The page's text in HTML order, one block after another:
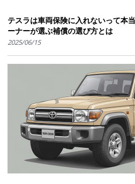
テスラは車両保険に入れないって本
ーナーが選ぶ補償の選び方とは
2025/06/15